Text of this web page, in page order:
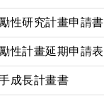
性研究計畫申請書
性計畫延期申請表
成長計畫書